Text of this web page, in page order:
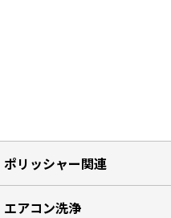
ポリッシャー関連
エアコン洗浄